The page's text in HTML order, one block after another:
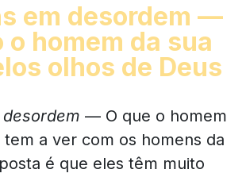
em desordem —
o homem da sua
olhos de Deus
— O que o homem
tem a ver com os homens da
é que eles têm muito